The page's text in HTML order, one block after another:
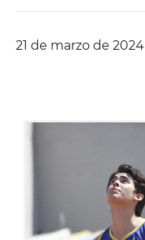
21 de marzo de 2024